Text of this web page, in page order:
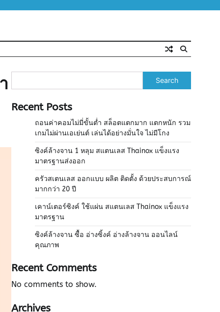
Search
Recent Posts
ถอนค่าคอมไม่มี่ขั้นต่ำ สล็อตแตกมาก แตกหนัก รวม
เกมไม่ผ่านเอเย่นต์ เล่นได้อย่างมั่นใจ ไม่มีโกง
ซิงค์ล้างจาน 1 หลุม สแตนเลส Thainox แข็งแรง
มาตรฐานส่งออก
ครัวสเตนเลส ออกแบบ ผลิต ติดตั้ง ด้วยประสบการณ์
มากกว่า 20 ปี
เคาน์เตอร์ซิงค์ ใช้แผ่น สแตนเลส Thainox แข็งแรง
มาตรฐาน
ซิงค์ล้างจาน ซื้อ อ่างซิ้งค์ อ่างล้างจาน ออนไลน์
คุณภาพ
Recent Comments
No comments to show.
Archives